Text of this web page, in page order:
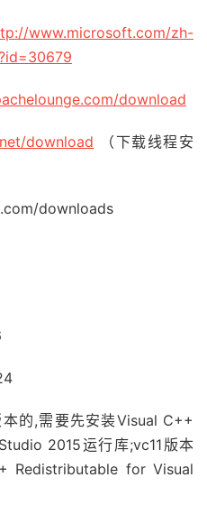
www.microsoft.com/zh-
download
download （下载线程安
downloads
的,需要先安装Visual C++
2015运行库;vc11版本
Redistributable for Visual